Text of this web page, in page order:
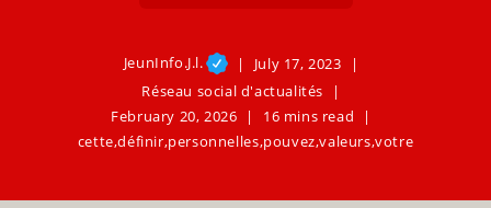
JeunInfo.J.l.
July 17, 2023
Réseau social d'actualités
February 20, 2026
16 mins read
cette,définir,personnelles,pouvez,valeurs,votre